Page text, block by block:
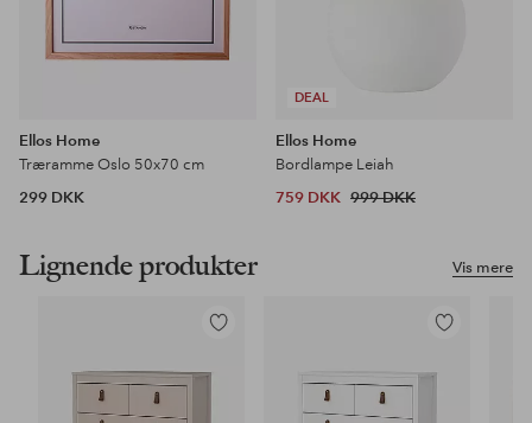
Ellos Home
Træramme Oslo 50x70 cm
299 DKK
DEAL
Ellos Home
Bordlampe Leiah
759 DKK 999 DKK
Vis mere
Lignende produkter
Tilføj
favoritter
Tilføj
favoritter